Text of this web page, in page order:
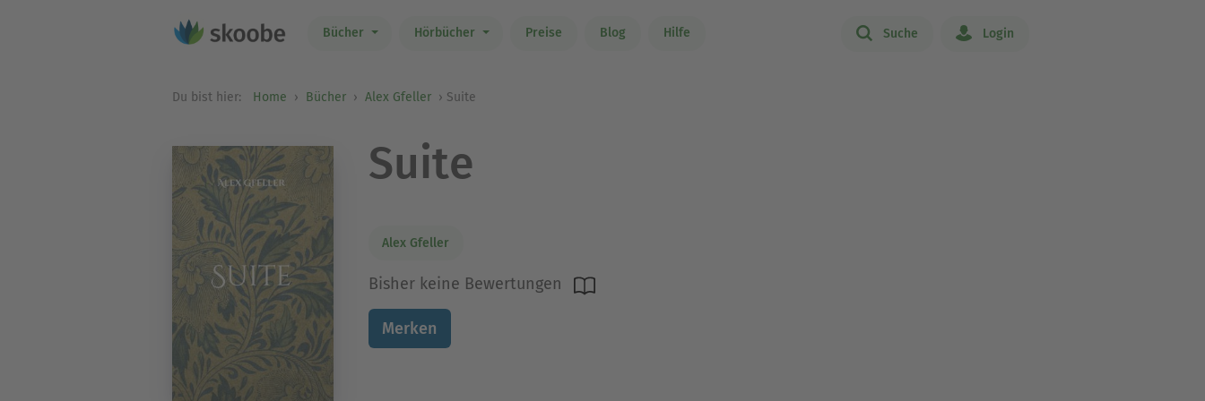
Bücher Hörbücher Preise Blog Hilfe Suche Login
Du bist hier: Home Bücher Alex Gfeller Suite
Suite
Alex Gfeller
Bisher keine Bewertungen
Merken